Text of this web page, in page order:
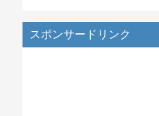
スポンサードリンク